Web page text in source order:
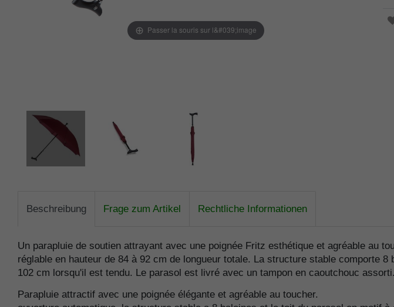
Passer la souris sur l&#039;image
Beschreibung Frage zum Artikel Rechtliche Informationen
Un parapluie de soutien attrayant avec une poignée Fritz esthétique et agréable au
réglable en hauteur de 84 à 92 cm de longueur totale. La structure stable comporte
102 cm lorsqu'il est tendu. Le parasol est livré avec un tampon en caoutchouc assorti.
Parapluie attractif avec une poignée élégante et agréable au toucher.